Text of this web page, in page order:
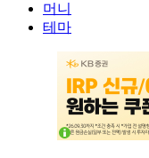
머니
테마